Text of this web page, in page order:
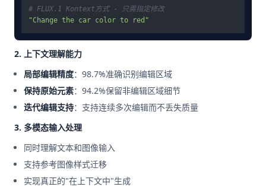
# FLUX.1 Kontext方式 - 只需指定修改
"Change the car color to red"
2. 上下文理解能力
局部编辑精度：98.7%准确识别编辑区域
保持原始元素：94.2%保留非编辑区域细节
迭代编辑支持：支持连续多次编辑而不丢失质量
3. 多模态输入处理
同时理解文本和图像输入
支持参考图像样式迁移
实现真正的"在上下文中"生成